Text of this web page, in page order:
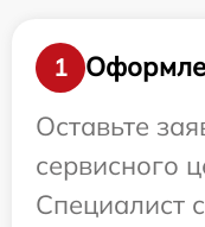
1
Оставьте
сервисного
Специалист